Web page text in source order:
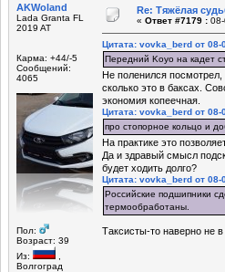
AKWoland
Lada Granta FL
2019 AT
Карма: +44/-5
Сообщений:
4065
Пол:
Возраст: 39
Из:
Волгоград
Re: Тяжёлая
« Ответ #7179 :
Цитата: vovka_berd от 08-
Передний Koyo на кадет
Не поленился
сколько это в баксах.
экономия копеечная.
Цитата: vovka_berd от 08-
про стопорное кольцо и
На практике это
Да и здравый смысл
будет ходить долго?
Цитата: vovka_berd от 08-
Российские подшипники
термообработаны.
Таксисты-то наверно не